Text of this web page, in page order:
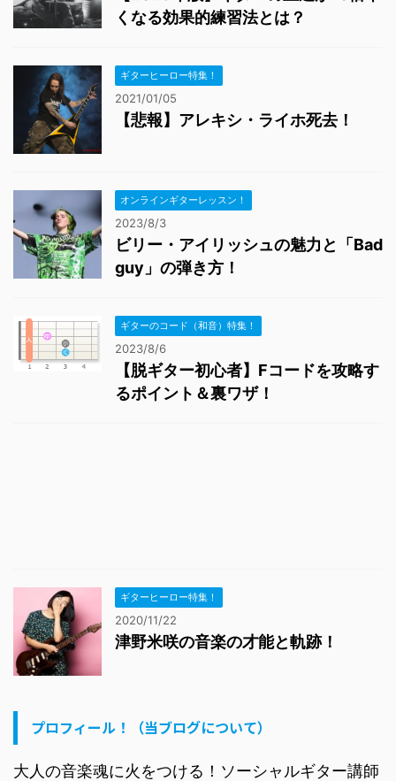
くなる効果的練習法とは？
ギターヒーロー特集！
2021/01/05
【悲報】アレキシ・ライホ死去！
オンラインギターレッスン！
2023/8/3
ビリー・アイリッシュの魅力と「Bad
guy」の弾き方！
ギターのコード（和音）特集！
2023/8/6
【脱ギター初心者】Fコードを攻略す
るポイント＆裏ワザ！
ギターヒーロー特集！
2020/11/22
津野米咲の音楽の才能と軌跡！
プロフィール！（当ブログについて）
大人の音楽魂に火をつける！ソーシャルギター講師